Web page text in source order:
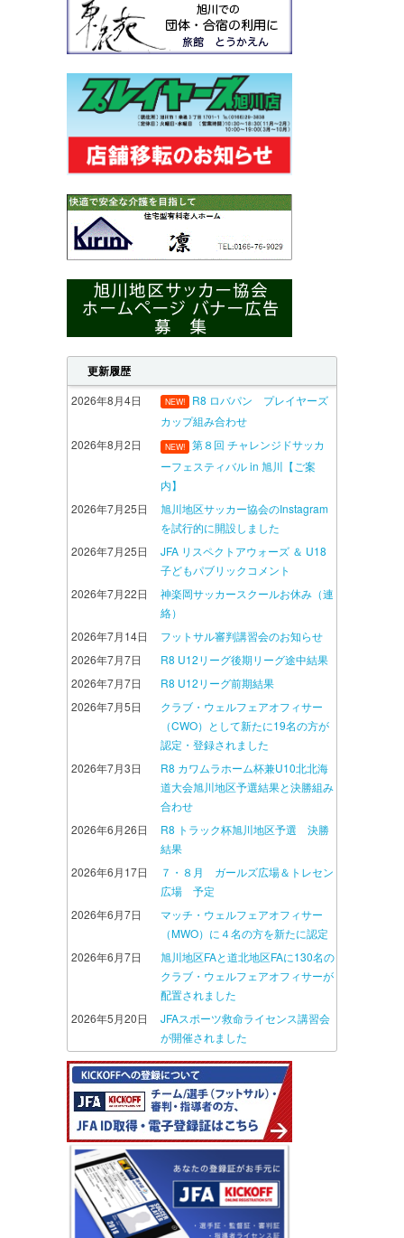
更新履歴
2026年8月4日 NEW!
R8 ロバパン プレイヤーズ
カップ組み合わせ
2026年8月2日
NEW!
第８回 チャレンジドサッカ
ーフェスティバル in 旭川【ご案
内】
2026年7月25日
旭川地区サッカー協会のInstagram
を試行的に開設しました
2026年7月25日
JFA リスペクトアウォーズ ＆ U18
子どもパブリックコメント
2026年7月22日
神楽岡サッカースクールお休み（連
絡）
2026年7月14日
フットサル審判講習会のお知らせ
2026年7月7日
R8 U12リーグ後期リーグ途中結果
2026年7月7日
R8 U12リーグ前期結果
2026年7月5日
クラブ・ウェルフェアオフィサー
（CWO）として新たに19名の方が
認定・登録されました
2026年7月3日
R8 カワムラホーム杯兼U10北北海
道大会旭川地区予選結果と決勝組み
合わせ
2026年6月26日
R8 トラック杯旭川地区予選 決勝
結果
2026年6月17日
７・８月 ガールズ広場＆トレセン
広場 予定
2026年6月7日
マッチ・ウェルフェアオフィサー
（MWO）に４名の方を新たに認定
2026年6月7日
旭川地区FAと道北地区FAに130名の
クラブ・ウェルフェアオフィサーが
配置されました
2026年5月20日
JFAスポーツ救命ライセンス講習会
が開催されました